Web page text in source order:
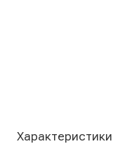
Характеристики